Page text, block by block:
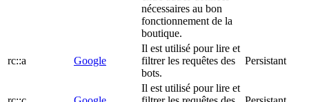
nécessaires au bon
fonctionnement de la
boutique.
rc::a Google
Il est utilisé pour lire et
filtrer les requêtes des
bots.
Persistant
Il est utilisé pour lire et